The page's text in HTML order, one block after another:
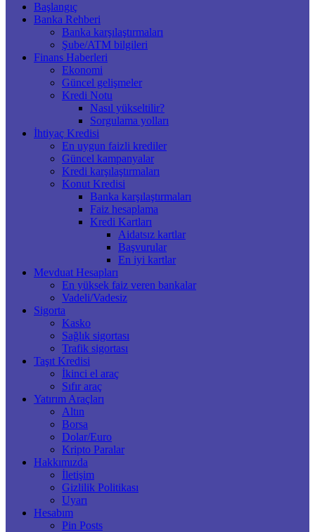
Başlangıç
Banka Rehberi
Banka karşılaştırmaları
Şube/ATM bilgileri
Finans Haberleri
Ekonomi
Güncel gelişmeler
Kredi Notu
Nasıl yükseltilir?
Sorgulama yolları
İhtiyaç Kredisi
En uygun faizli krediler
Güncel kampanyalar
Kredi karşılaştırmaları
Konut Kredisi
Banka karşılaştırmaları
Faiz hesaplama
Kredi Kartları
Aidatsız kartlar
Başvurular
En iyi kartlar
Mevduat Hesapları
En yüksek faiz veren bankalar
Vadeli/Vadesiz
Sigorta
Kasko
Sağlık sigortası
Trafik sigortası
Taşıt Kredisi
İkinci el araç
Sıfır araç
Yatırım Araçları
Altın
Borsa
Dolar/Euro
Kripto Paralar
Hakkımızda
İletişim
Gizlilik Politikası
Uyarı
Hesabım
Pin Posts